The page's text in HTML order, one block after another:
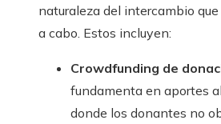
naturaleza del intercambio
a cabo. Estos incluyen:
Crowdfunding de
fundamenta en aportes
donde los donantes no